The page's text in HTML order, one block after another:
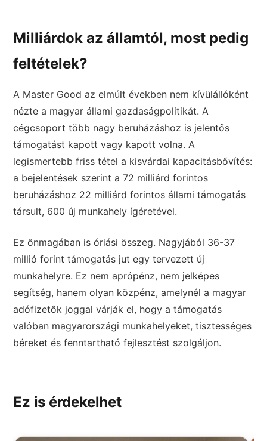
Milliárdok az államtól, most pedig
feltételek?
A Master Good az elmúlt években nem kívülállóként
nézte a magyar állami gazdaságpolitikát. A
cégcsoport több nagy beruházáshoz is jelentős
támogatást kapott vagy kapott volna. A
legismertebb friss tétel a kisvárdai kapacitásbővítés:
a bejelentések szerint a 72 milliárd forintos
beruházáshoz 22 milliárd forintos állami támogatás
társult, 600 új munkahely ígéretével.
Ez önmagában is óriási összeg. Nagyjából 36-37
millió forint támogatás jut egy tervezett új
munkahelyre. Ez nem aprópénz, nem jelképes
segítség, hanem olyan közpénz, amelynél a magyar
adófizetők joggal várják el, hogy a támogatás
valóban magyarországi munkahelyeket, tisztességes
béreket és fenntartható fejlesztést szolgáljon.
Ez is érdekelhet